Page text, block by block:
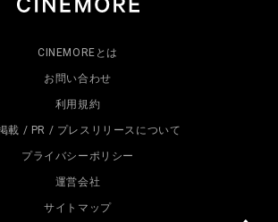
CINEMOREとは
お問い合わせ
利用規約
載 / PR / プレスリリースについて
プライバシーポリシー
運営会社
サイトマップ